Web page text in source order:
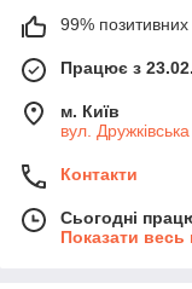
99% позитивних
Працює з
м. Київ
вул.
Контакти
Сьогодні
Показати весь